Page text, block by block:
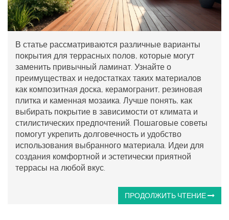
В статье рассматриваются различные варианты
покрытия для террасных полов, которые могут
заменить привычный ламинат. Узнайте о
преимуществах и недостатках таких материалов
как композитная доска, керамогранит, резиновая
плитка и каменная мозаика. Лучше понять, как
выбирать покрытие в зависимости от климата и
стилистических предпочтений. Пошаговые советы
помогут укрепить долговечность и удобство
использования выбранного материала. Идеи для
создания комфортной и эстетически приятной
террасы на любой вкус.
ПРОДОЛЖИТЬ ЧТЕНИЕ